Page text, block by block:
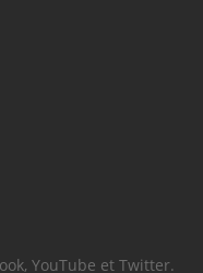
YouTube et Twitter.